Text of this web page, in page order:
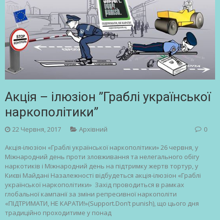
Акція – ілюзіон ”Граблі української
наркополітики”
22 Червня, 2017 Архівний 0
Акція-ілюзіон «Граблі української наркополітики» 26 червня, у
Міжнародний день проти зловживання та нелегального обігу
наркотиків і Міжнародний день на підтримку жертв тортур, у
Києві Майдані Назалежності відбудеться акція-ілюзіон «Граблі
української наркополітики» Захід проводиться в рамках
глобальної кампанії за зміни репресивної наркополіти
«ПІДТРИМАТИ, НЕ КАРАТИ!»(Support.Don’t punish), що цього дня
традиційно проходитиме у понад